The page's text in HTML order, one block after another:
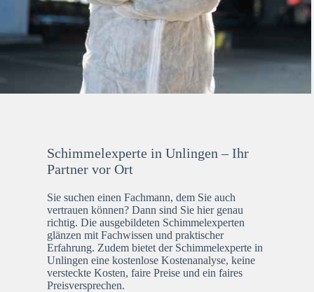
Schimmelexperte in Unlingen – Ihr
Partner vor Ort
Sie suchen einen Fachmann, dem Sie auch
vertrauen können? Dann sind Sie hier genau
richtig. Die ausgebildeten Schimmelexperten
glänzen mit Fachwissen und praktischer
Erfahrung. Zudem bietet der Schimmelexperte in
Unlingen eine kostenlose Kostenanalyse, keine
versteckte Kosten, faire Preise und ein faires
Preisversprechen.